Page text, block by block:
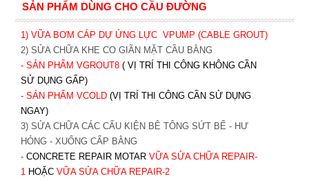
SẢN PHẨM DÙNG CHO CẦU ĐƯỜNG
1) VỮA BƠM CÁP DỰ ỨNG LỰC VPUMP (CABLE GROUT)
2) SỬA CHỮA KHE CO GIÃN MẶT CẦU BẰNG
- SẢN PHẨM VGROUT8 ( VỊ TRÍ THI CÔNG KHÔNG CẦN
SỬ DỤNG GẤP)
- SẢN PHẨM VCOLD (VỊ TRÍ THI CÔNG CẦN SỬ DỤNG
NGAY)
3) SỬA CHỮA CÁC CẤU KIỆN BÊ TÔNG SỨT BỂ - HƯ
HỎNG - XUỐNG CẤP BẰNG
- CONCRETE REPAIR MOTAR VỮA SỬA CHỮA REPAIR-
1 HOẶC VỮA SỬA CHỮA REPAIR-2